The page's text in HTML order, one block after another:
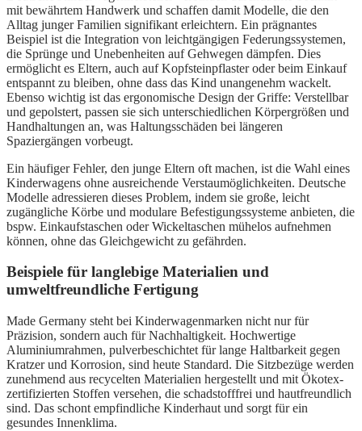
mit bewährtem Handwerk und schaffen damit Modelle, die den
Alltag junger Familien signifikant erleichtern. Ein prägnantes
Beispiel ist die Integration von leichtgängigen Federungssystemen,
die Sprünge und Unebenheiten auf Gehwegen dämpfen. Dies
ermöglicht es Eltern, auch auf Kopfsteinpflaster oder beim Einkauf
entspannt zu bleiben, ohne dass das Kind unangenehm wackelt.
Ebenso wichtig ist das ergonomische Design der Griffe: Verstellbar
und gepolstert, passen sie sich unterschiedlichen Körpergrößen und
Handhaltungen an, was Haltungsschäden bei längeren
Spaziergängen vorbeugt.
Ein häufiger Fehler, den junge Eltern oft machen, ist die Wahl eines
Kinderwagens ohne ausreichende Verstaumöglichkeiten. Deutsche
Modelle adressieren dieses Problem, indem sie große, leicht
zugängliche Körbe und modulare Befestigungssysteme anbieten, die
bspw. Einkaufstaschen oder Wickeltaschen mühelos aufnehmen
können, ohne das Gleichgewicht zu gefährden.
Beispiele für langlebige Materialien und
umweltfreundliche Fertigung
Made Germany steht bei Kinderwagenmarken nicht nur für
Präzision, sondern auch für Nachhaltigkeit. Hochwertige
Aluminiumrahmen, pulverbeschichtet für lange Haltbarkeit gegen
Kratzer und Korrosion, sind heute Standard. Die Sitzbezüge werden
zunehmend aus recycelten Materialien hergestellt und mit Ökotex-
zertifizierten Stoffen versehen, die schadstofffrei und hautfreundlich
sind. Das schont empfindliche Kinderhaut und sorgt für ein
gesundes Innenklima.